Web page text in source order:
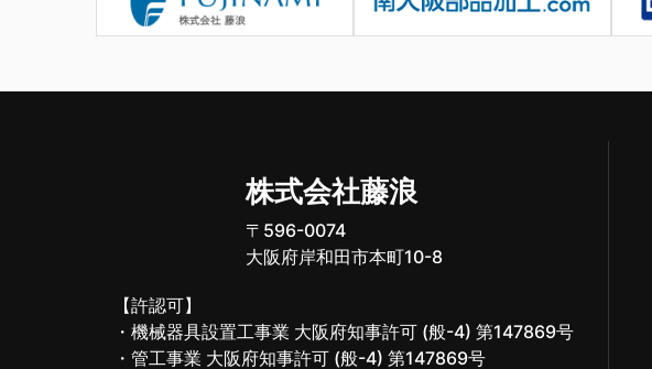
株式会社藤浪
〒596-0074
大阪府岸和田市本町10-8
【許認可】
・機械器具設置工事業 大阪府知事許可 (般-4) 第147869号
・管工事業 大阪府知事許可 (般-4) 第147869号